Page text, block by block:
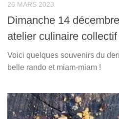
26 MARS 2023
Dimanche 14
atelier culinaire
Voici quelques souvenirs du
belle rando et miam-miam !